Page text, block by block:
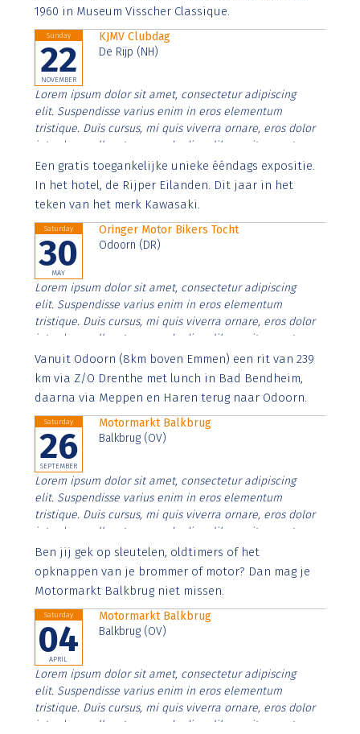
1960 in Museum Visscher Classique.
Sunday
22
NOVEMBER
KJMV Clubdag
De Rijp (NH)
Lorem ipsum dolor sit amet, consectetur adipiscing
elit. Suspendisse varius enim in eros elementum
tristique. Duis cursus, mi quis viverra ornare, eros dolor
interdum nulla, ut commodo diam libero vitae erat.
Aenean faucibus nibh et justo cursus id rutrum lorem
imperdiet. Nunc ut sem vitae risus tristique posuere.
Een gratis toegankelijke unieke ééndags expositie.
In het hotel, de Rijper Eilanden. Dit jaar in het
teken van het merk Kawasaki.
Saturday
30
MAY
Oringer Motor Bikers Tocht
Odoorn (DR)
Lorem ipsum dolor sit amet, consectetur adipiscing
elit. Suspendisse varius enim in eros elementum
tristique. Duis cursus, mi quis viverra ornare, eros dolor
interdum nulla, ut commodo diam libero vitae erat.
Aenean faucibus nibh et justo cursus id rutrum lorem
imperdiet. Nunc ut sem vitae risus tristique posuere.
Vanuit Odoorn (8km boven Emmen) een rit van 239
km via Z/O Drenthe met lunch in Bad Bendheim,
daarna via Meppen en Haren terug naar Odoorn.
Saturday
26
SEPTEMBER
Motormarkt Balkbrug
Balkbrug (OV)
Lorem ipsum dolor sit amet, consectetur adipiscing
elit. Suspendisse varius enim in eros elementum
tristique. Duis cursus, mi quis viverra ornare, eros dolor
interdum nulla, ut commodo diam libero vitae erat.
Aenean faucibus nibh et justo cursus id rutrum lorem
imperdiet. Nunc ut sem vitae risus tristique posuere.
Ben jij gek op sleutelen, oldtimers of het
opknappen van je brommer of motor? Dan mag je
Motormarkt Balkbrug niet missen.
Saturday
04
APRIL
Motormarkt Balkbrug
Balkbrug (OV)
Lorem ipsum dolor sit amet, consectetur adipiscing
elit. Suspendisse varius enim in eros elementum
tristique. Duis cursus, mi quis viverra ornare, eros dolor
interdum nulla, ut commodo diam libero vitae erat.